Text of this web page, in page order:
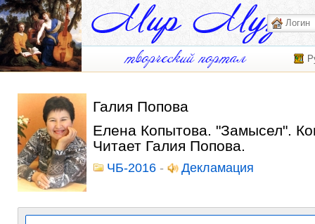
Галия Попова
Елена Копытова. "Замысел".
Читает Галия Попова.
ЧБ-2016 - Декламация